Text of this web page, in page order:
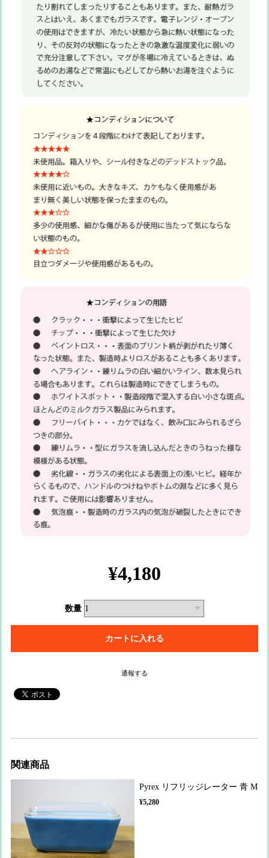
¥4,180
数量
通報する
関連商品
Pyrex リフリッジレーター 青 M
¥5,280